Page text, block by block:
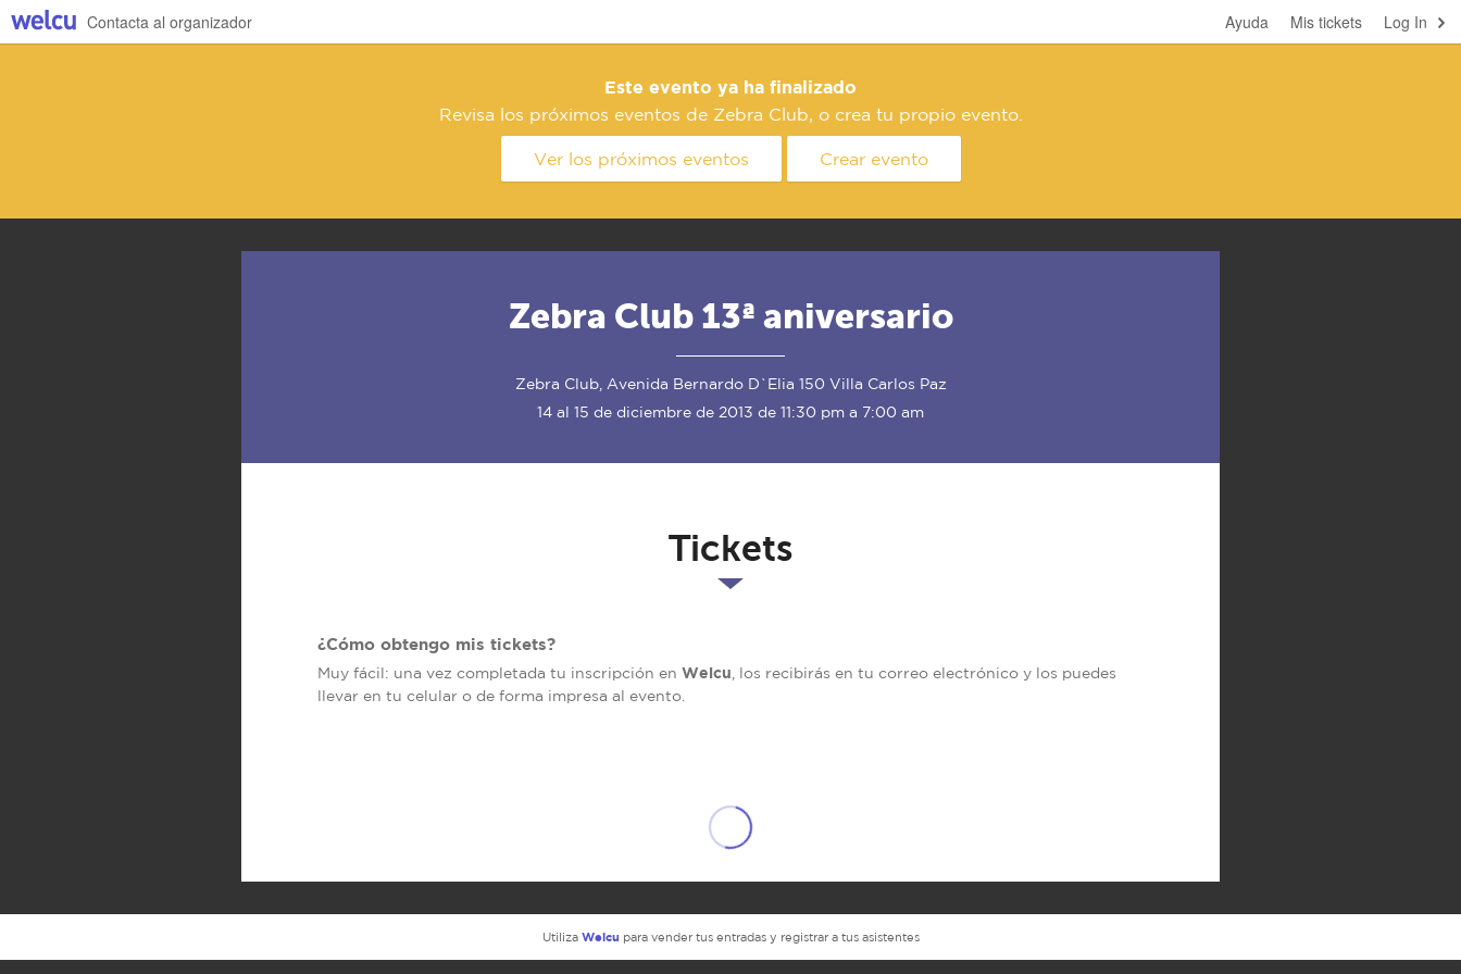
Log In
Mis tickets
Ayuda
Contacta al organizador
Este evento ya ha finalizado
Revisa los próximos eventos de Zebra Club, o crea tu propio evento.
Ver los próximos eventos Crear evento
Zebra Club 13ª aniversario
Zebra Club, Avenida Bernardo D`Elia 150 Villa Carlos Paz
14 al 15 de diciembre de 2013 de 11:30 pm a 7:00 am
Tickets
¿Cómo obtengo mis tickets?
Muy fácil: una vez completada tu inscripción en Welcu , los recibirás en tu correo electrónico y los puedes
llevar en tu celular o de forma impresa al evento.
Utiliza Welcu para vender tus entradas y registrar a tus asistentes